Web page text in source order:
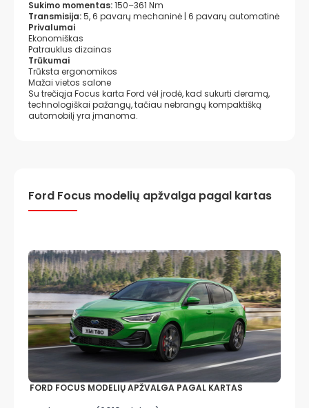
Sukimo momentas:150–361 Nm
Transmisija:5, 6 pavarų mechaninė | 6 pavarų automatinė
Privalumai
Ekonomiškas
Patrauklus dizainas
Trūkumai
Trūksta ergonomikos
Mažai vietos salone
Su trečiąja Focus karta Ford vėl įrodė, kad sukurti deramą,
technologiškai pažangų, tačiau nebrangų kompaktišką
automobilį yra įmanoma.
Ford Focus modelių apžvalga pagal kartas
FORD FOCUS MODELIŲ APŽVALGA PAGAL KARTAS